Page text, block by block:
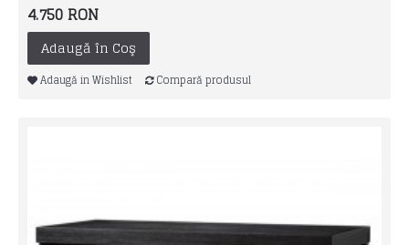
4.750 RON
Adaugă în Coş
Adaugă in Wishlist Compară produsul